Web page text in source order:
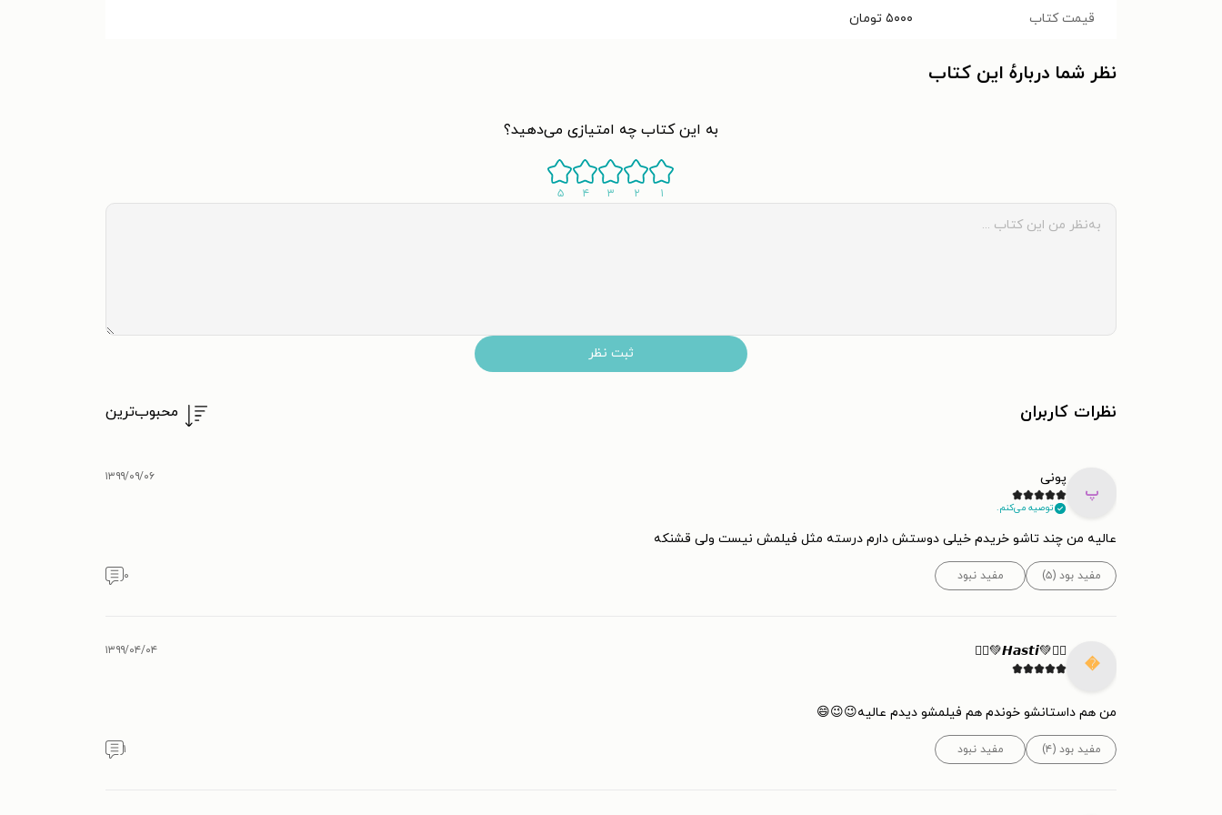
قیمت کتاب ۵۰۰۰ تومان
نظر شما دربارهٔ این کتاب
به این کتاب چه امتیازی می‌دهید؟
۱ ۲ ۳ ۴ ۵
ثبت نظر
نظرات کاربران محبوب‌ترین
پ
پونی
توصیه می‌کنم.
۱۳۹۹/۰۹/۰۶
عالیه من چند تاشو خریدم خیلی دوستش دارم درسته مثل فیلمش نیست ولی قشنکه
مفید بود (۵) مفید نبود ۰

🧚‍♂️💚𝙃𝙖𝙨𝙩𝙞💚🧚‍♂️ ۱۳۹۹/۰۴/۰۴
من هم داستانشو خوندم هم فیلمشو دیدم عالیه😉😉😄
مفید بود (۴) مفید نبود ۱